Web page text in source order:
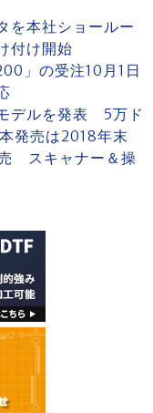
本社ショールー
付け開始
」の受注10月1日
デルを発表 5万ド
発売は2018年末
スキャナー＆操